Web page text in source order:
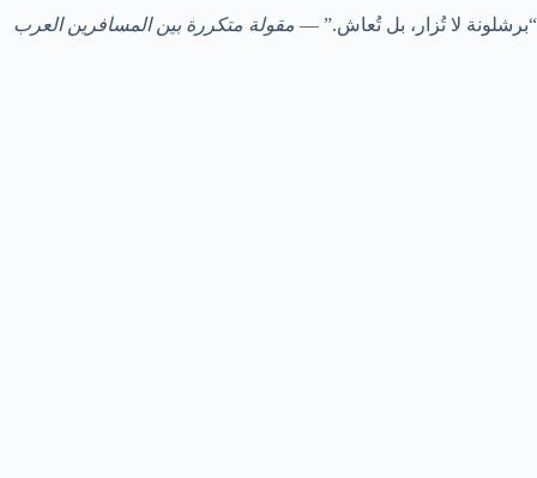
“برشلونة لا تُزار، بل تُعاش.” — مقولة متكررة بين المسافرين العرب